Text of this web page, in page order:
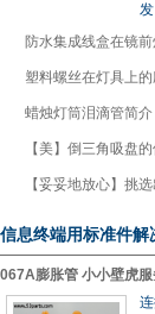
发
防水集成线盒在镜
塑料螺丝在灯具上的
蜡烛灯筒泪滴管简介
【美】倒三角吸盘
【妥妥地放心】挑
信息终端用标准件解
067A膨胀管 小小壁虎